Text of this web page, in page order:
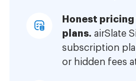
Honest
plans. airSlate
subscription
or hidden fees